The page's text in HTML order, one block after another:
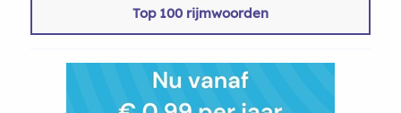
Top 100 rijmwoorden